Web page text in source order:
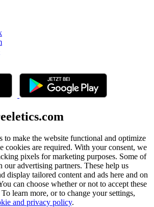
to make the website functional and optimize
cookies are required. With your consent, we
pixels for marketing purposes. Some of
our advertising partners. These help us
display tailored content and ads here and on
can choose whether or not to accept these
learn more, or to change your settings,
and privacy policy.